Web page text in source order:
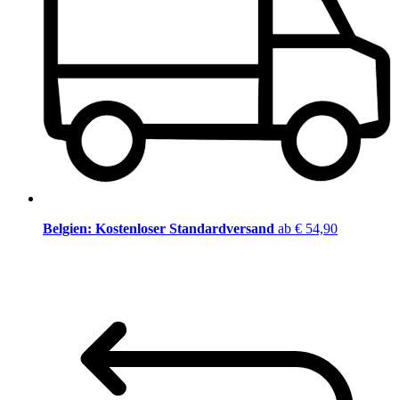
Belgien: Kostenloser Standardversand ab € 54,90